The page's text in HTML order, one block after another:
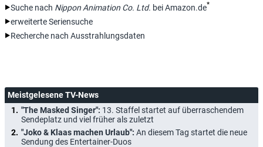
Suche nach Nippon Animation Co. Ltd. bei Amazon.de*
erweiterte Seriensuche
Recherche nach Ausstrahlungsdaten
Meistgelesene TV-News
"The Masked Singer": 13. Staffel startet auf überraschendem
Sendeplatz und viel früher als zuletzt
"Joko & Klaas machen Urlaub": An diesem Tag startet die neue
Sendung des Entertainer-Duos